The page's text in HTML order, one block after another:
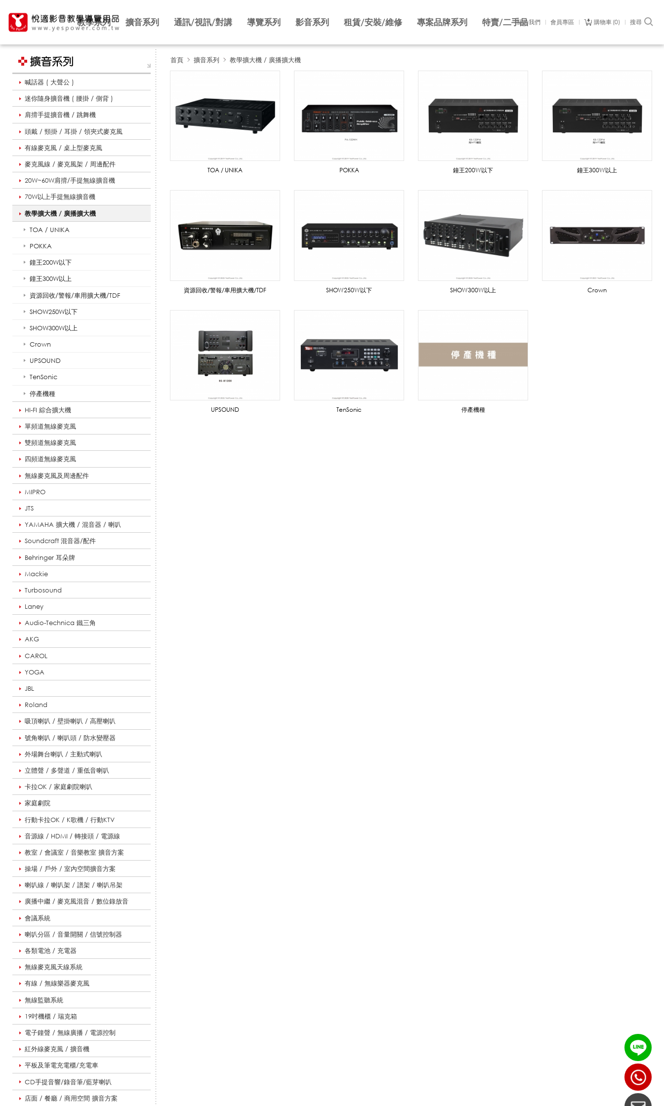
關於我們 會員專區 購物車 0 搜尋
教學系列 擴音系列 通訊/視訊/對講 導覽系列 影音系列 租賃/安裝/維修 專案品牌系列 特賣/二手品
喊話器 ( 大聲公 )
迷你隨身擴音機 ( 腰掛 / 側背 )
肩揹手提擴音機 / 跳舞機
頭戴 / 頸掛 / 耳掛 / 領夾式麥克風
有線麥克風 / 桌上型麥克風
麥克風線 / 麥克風架 / 周邊配件
20W~60W肩揹/手提無線擴音機
70W以上手提無線擴音機
教學擴大機 / 廣播擴大機
TOA / UNIKA
POKKA
鐘王200W以下
鐘王300W以上
資源回收/警報/車用擴大機/TDF
SHOW250W以下
SHOW300W以上
Crown
UPSOUND
TenSonic
停產機種
HI-FI 綜合擴大機
單頻道無線麥克風
雙頻道無線麥克風
四頻道無線麥克風
無線麥克風及周邊配件
MIPRO
JTS
YAMAHA 擴大機 / 混音器 / 喇叭
Soundcraft 混音器/配件
Behringer 耳朵牌
Mackie
Turbosound
Laney
Audio-Technica 鐵三角
AKG
CAROL
YOGA
JBL
Roland
吸頂喇叭 / 壁掛喇叭 / 高壓喇叭
號角喇叭 / 喇叭頭 / 防水變壓器
外場舞台喇叭 / 主動式喇叭
立體聲 / 多聲道 / 重低音喇叭
卡拉OK / 家庭劇院喇叭
家庭劇院
行動卡拉OK / K歌機 / 行動KTV
音源線 / HDMI / 轉接頭 / 電源線
教室 / 會議室 / 音樂教室 擴音方案
操場 / 戶外 / 室內空間擴音方案
喇叭線 / 喇叭架 / 譜架 / 喇叭吊架
廣播中繼 / 麥克風混音 / 數位錄放音
會議系統
喇叭分區 / 音量開關 / 信號控制器
各類電池 / 充電器
無線麥克風天線系統
有線 / 無線樂器麥克風
無線監聽系統
19吋機櫃 / 瑞克箱
電子鐘聲 / 無線廣播 / 電源控制
紅外線麥克風 / 擴音機
平板及筆電充電櫃/充電車
CD手提音響/錄音筆/藍芽喇叭
店面 / 餐廳 / 商用空間 擴音方案
首頁 擴音系列 教學擴大機 / 廣播擴大機
學
擴
機
/
擴
TOA / UNIKA POKKA 鐘王200W以下 鐘王300W以上
資源回收/警報/車用擴大機/TDF SHOW250W以下 SHOW300W以上 Crown
UPSOUND TenSonic 停產機種